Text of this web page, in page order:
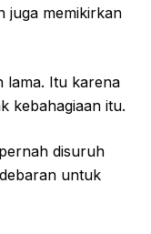
juga memikirkan
lama. Itu karena
kebahagiaan itu.
disuruh
untuk